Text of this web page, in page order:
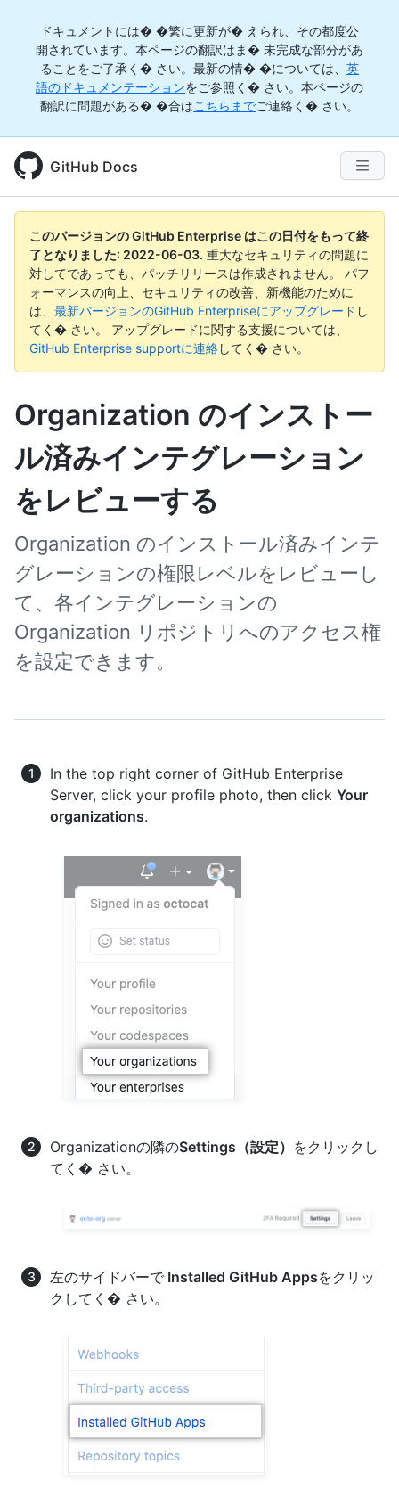
ドキュメントには� �繁に更新が� えられ、その都度公
開されています。本ページの翻訳はま� 未完成な部分があ
ることをご了承く� さい。最新の情� �については、 英
語のドキュメンテーションをご参照く� さい。本ページの
翻訳に問題がある� �合はこちらまでご連絡く� さい。
GitHub Docs
このバージョンの GitHub Enterprise はこの日付をもって終
了となりました: 2022-06-03. 重大なセキュリティの問題に
対してであっても、パッチリリースは作成されません。 パフ
ォーマンスの向上、セキュリティの改善、新機能のために
は、 最新バージョンのGitHub Enterpriseにアップグレード し
てく� さい。 アップグレードに関する支援については、
GitHub Enterprise supportに連絡してく� さい。
Organization のインストー
ル済みインテグレーション
をレビューする
Organization のインストール済みインテ
グレーションの権限レベルをレビューし
て、各インテグレーションの
Organization リポジトリへのアクセス権
を設定できます。
In the top right corner of GitHub Enterprise
Server, click your profile photo, then click Your
organizations.
Organizationの隣のSettings（設定） をクリックし
てく� さい。
左のサイドバーで Installed GitHub Appsをクリッ
クしてく� さい。